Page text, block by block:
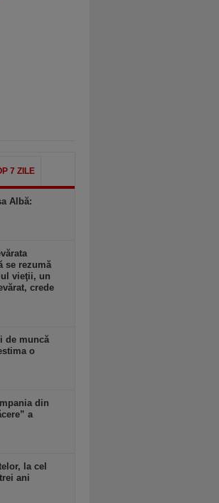
7 ZILE
Albă:
se rezumă
vieţii, un
crede
de muncă
o
din
a
la cel
ani